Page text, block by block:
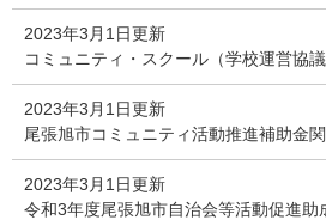
2023年3月1日更新
コミュニティ・スクール（学校運営協議
2023年3月1日更新
尾張旭市コミュニティ活動推進補助金
2023年3月1日更新
令和3年度尾張旭市自治会等活動促進助